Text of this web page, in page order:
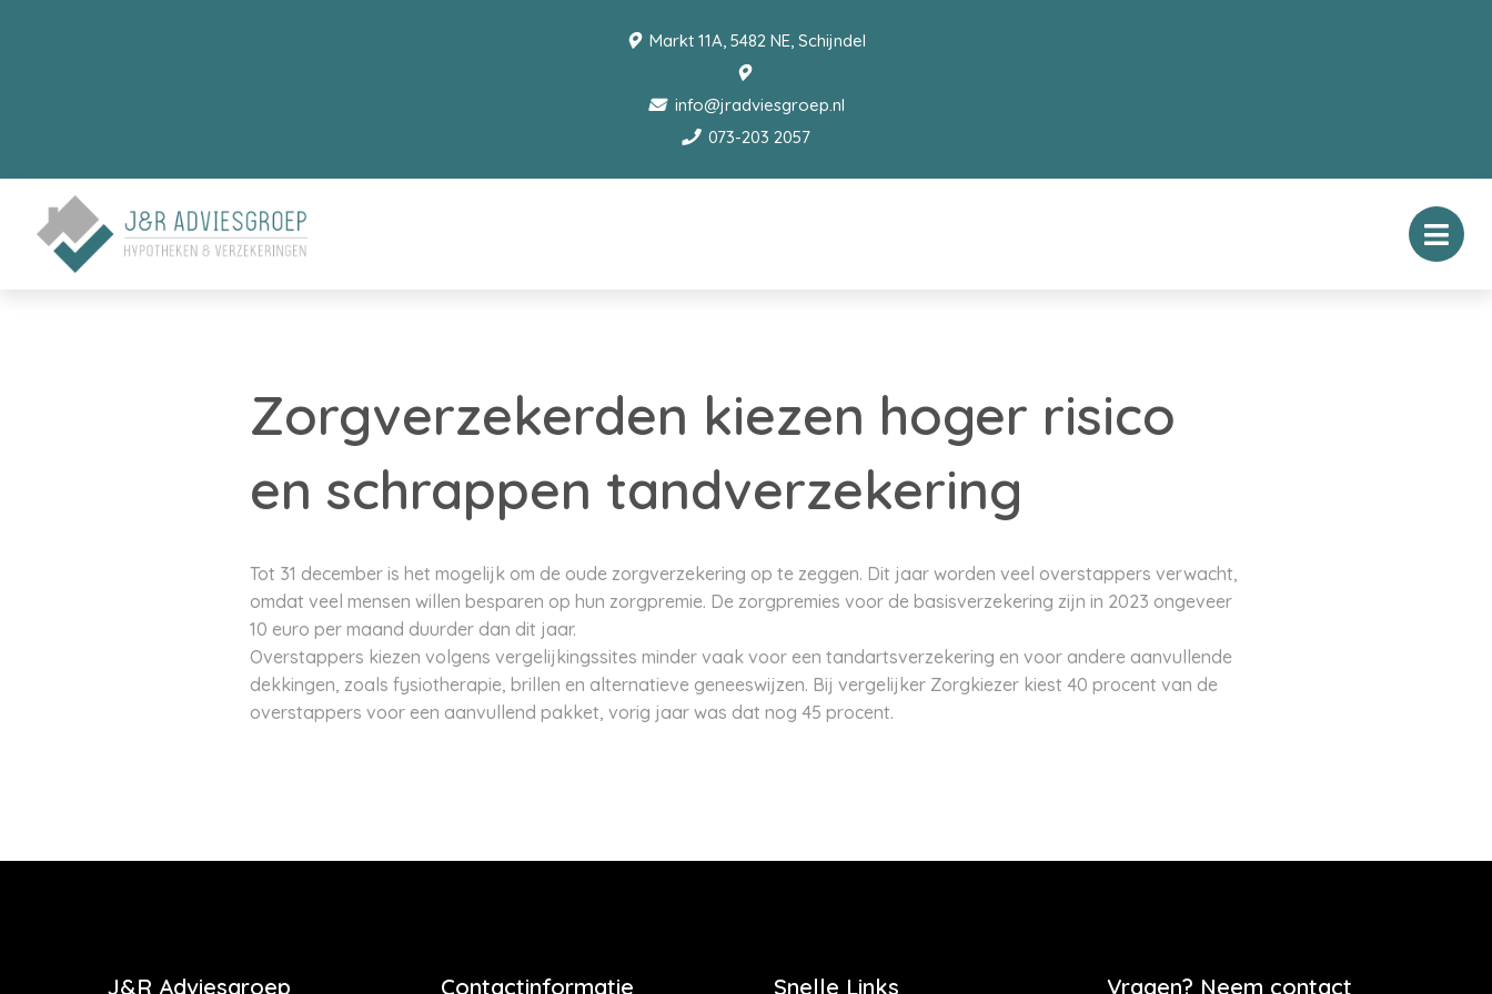
Markt 11A, 5482 NE, Schijndel
info@jradviesgroep.nl
073-203 2057
Zorgverzekerden kiezen hoger risico
en schrappen tandverzekering
Tot 31 december is het mogelijk om de oude zorgverzekering op te zeggen. Dit jaar worden veel overstappers verwacht,
omdat veel mensen willen besparen op hun zorgpremie. De zorgpremies voor de basisverzekering zijn in 2023 ongeveer
10 euro per maand duurder dan dit jaar.
Overstappers kiezen volgens vergelijkingssites minder vaak voor een tandartsverzekering en voor andere aanvullende
dekkingen, zoals fysiotherapie, brillen en alternatieve geneeswijzen. Bij vergelijker Zorgkiezer kiest 40 procent van de
overstappers voor een aanvullend pakket, vorig jaar was dat nog 45 procent.
J&R Adviesgroep Contactinformatie Snelle Links Vragen? Neem contact